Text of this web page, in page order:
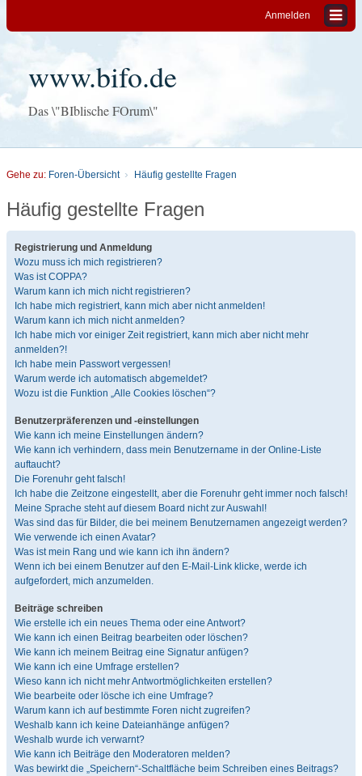
Anmelden
www.bifo.de
Das \"BIblische FOrum\"
Gehe zu: Foren-Übersicht Häufig gestellte Fragen
Häufig gestellte Fragen
Registrierung und Anmeldung
Wozu muss ich mich registrieren?
Was ist COPPA?
Warum kann ich mich nicht registrieren?
Ich habe mich registriert, kann mich aber nicht anmelden!
Warum kann ich mich nicht anmelden?
Ich habe mich vor einiger Zeit registriert, kann mich aber nicht mehr
anmelden?!
Ich habe mein Passwort vergessen!
Warum werde ich automatisch abgemeldet?
Wozu ist die Funktion „Alle Cookies löschen“?
Benutzerpräferenzen und -einstellungen
Wie kann ich meine Einstellungen ändern?
Wie kann ich verhindern, dass mein Benutzername in der Online-Liste
auftaucht?
Die Forenuhr geht falsch!
Ich habe die Zeitzone eingestellt, aber die Forenuhr geht immer noch falsch!
Meine Sprache steht auf diesem Board nicht zur Auswahl!
Was sind das für Bilder, die bei meinem Benutzernamen angezeigt werden?
Wie verwende ich einen Avatar?
Was ist mein Rang und wie kann ich ihn ändern?
Wenn ich bei einem Benutzer auf den E-Mail-Link klicke, werde ich
aufgefordert, mich anzumelden.
Beiträge schreiben
Wie erstelle ich ein neues Thema oder eine Antwort?
Wie kann ich einen Beitrag bearbeiten oder löschen?
Wie kann ich meinem Beitrag eine Signatur anfügen?
Wie kann ich eine Umfrage erstellen?
Wieso kann ich nicht mehr Antwortmöglichkeiten erstellen?
Wie bearbeite oder lösche ich eine Umfrage?
Warum kann ich auf bestimmte Foren nicht zugreifen?
Weshalb kann ich keine Dateianhänge anfügen?
Weshalb wurde ich verwarnt?
Wie kann ich Beiträge den Moderatoren melden?
Was bewirkt die „Speichern“-Schaltfläche beim Schreiben eines Beitrags?